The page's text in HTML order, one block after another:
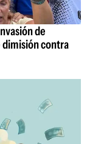
de
dimisión contra